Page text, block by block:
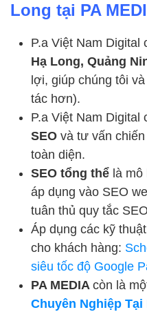
Long tại PA
P.a Việt Nam Digital
Hạ Long, Quảng
lợi, giúp chúng tôi
tác hơn).
P.a Việt Nam Digital
SEO và tư vấn
toàn diện.
SEO tổng thể là
áp dụng vào SEO
tuân thủ quy tắc
Áp dụng các kỹ
cho khách hàng:
siêu tốc độ Google
PA MEDIA còn là
Chuyên Nghiệp Tại